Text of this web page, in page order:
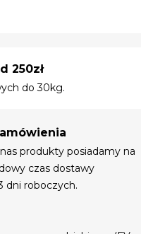
250zł
do 30kg.
produkty posiadamy na
czas dostawy
dni roboczych.